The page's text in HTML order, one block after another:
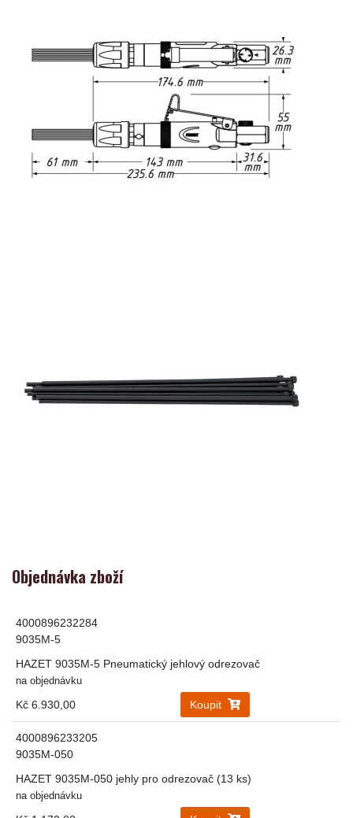
Objednávka zboží
4000896232284
9035M-5
HAZET 9035M-5 Pneumatický jehlový odrezovač
na objednávku
Kč 6.930,00 Koupit
4000896233205
9035M-050
HAZET 9035M-050 jehly pro odrezovač (13 ks)
na objednávku